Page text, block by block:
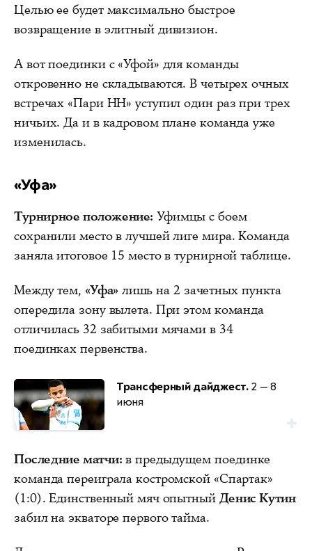
Целью ее будет максимально быстрое
возвращение в элитный дивизион.
А вот поединки с «Уфой» для команды
откровенно не складываются. В четырех очных
встречах «Пари НН» уступил один раз при трех
ничьих. Да и в кадровом плане команда уже
изменилась.
«Уфа»
Турнирное положение: Уфимцы с боем
сохранили место в лучшей лиге мира. Команда
заняла итоговое 15 место в турнирной таблице.
Между тем, «Уфа»лишь на 2 зачетных пункта
опередила зону вылета. При этом команда
отличилась 32 забитыми мячами в 34
поединках первенства.
Трансферный дайджест.2 — 8
июня
Последние матчи: в предыдущем поединке
команда переиграла костромской «Спартак»
(1:0). Единственный мяч опытный Денис Кутин
забил на экваторе первого тайма.